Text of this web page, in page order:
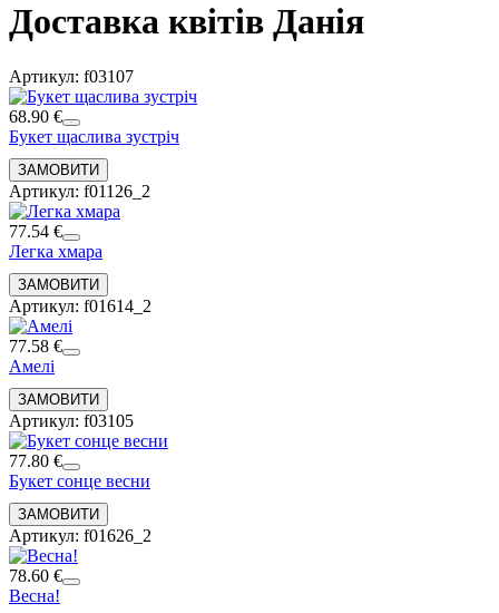
Доставка квітів Данія
Артикул: f03107
68.90 €
Букет щаслива зустріч
Артикул: f01126_2
77.54 €
Легка хмара
Артикул: f01614_2
77.58 €
Амелі
Артикул: f03105
77.80 €
Букет сонце весни
Артикул: f01626_2
78.60 €
Весна!